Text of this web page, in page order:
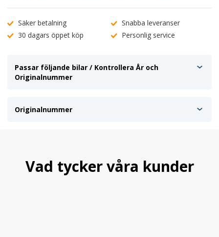
Säker betalning
Snabba leveranser
30 dagars öppet köp
Personlig service
Passar följande bilar / Kontrollera År och
Originalnummer
Originalnummer
Vad tycker våra kunder